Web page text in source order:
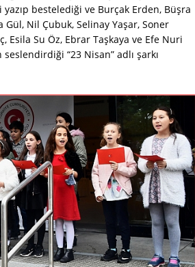
bestelediği ve Burçak Erden, Büşra
Gül, Nil Çubuk, Selinay Yaşar, Soner
Esila Su Öz, Ebrar Taşkaya ve Efe Nuri
“23 Nisan” adlı şarkı